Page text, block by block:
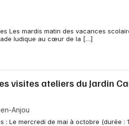
Visites dans le Maine-
Toulouse
Les mardis matin des vacances
ludique au cœur de la […]
visites ateliers du Jardin
Anjou
: Le mercredi de mai à octobre (durée :